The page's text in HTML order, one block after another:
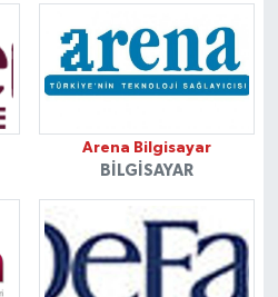
Arena Bilgisayar
BILGISAYAR